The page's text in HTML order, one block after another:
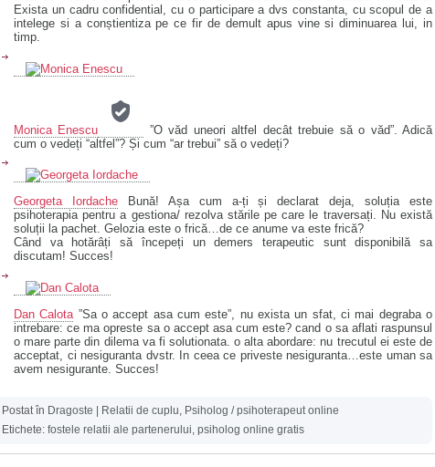
Exista un cadru confidential, cu o participare a dvs constanta, cu scopul de a
intelege si a conștientiza pe ce fir de demult apus vine si diminuarea lui, in
timp.
Monica Enescu
”O văd uneori altfel decât trebuie să o văd”. Adică
cum o vedeți “altfel”? Și cum “ar trebui” să o vedeți?
Georgeta IordacheBună! Așa cum a-ți și declarat deja, soluția este
psihoterapia pentru a gestiona/ rezolva stările pe care le traversați. Nu există
soluții la pachet. Gelozia este o frică…de ce anume va este frică?
Când va hotărâți să începeți un demers terapeutic sunt disponibilă sa
discutam! Succes!
Dan Calota ”Sa o accept asa cum este”, nu exista un sfat, ci mai degraba o
intrebare: ce ma opreste sa o accept asa cum este? cand o sa aflati raspunsul
o mare parte din dilema va fi solutionata. o alta abordare: nu trecutul ei este de
acceptat, ci nesiguranta dvstr. In ceea ce priveste nesiguranta…este uman sa
avem nesigurante. Succes!
Postat în Dragoste | Relatii de cuplu Psiholog / psihoterapeut online
Etichete: fostele relatii ale partenerului psiholog online gratis